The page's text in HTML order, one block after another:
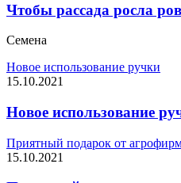
Чтобы рассада росла
Семена
Новое использование ручки
15.10.2021
Новое использование
Приятный подарок от
15.10.2021